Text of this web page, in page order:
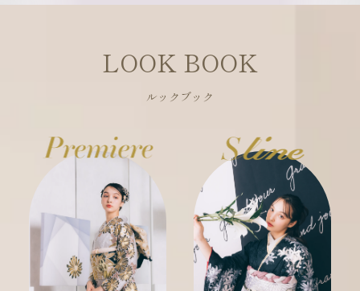
LOOK BOOK
ルックブック